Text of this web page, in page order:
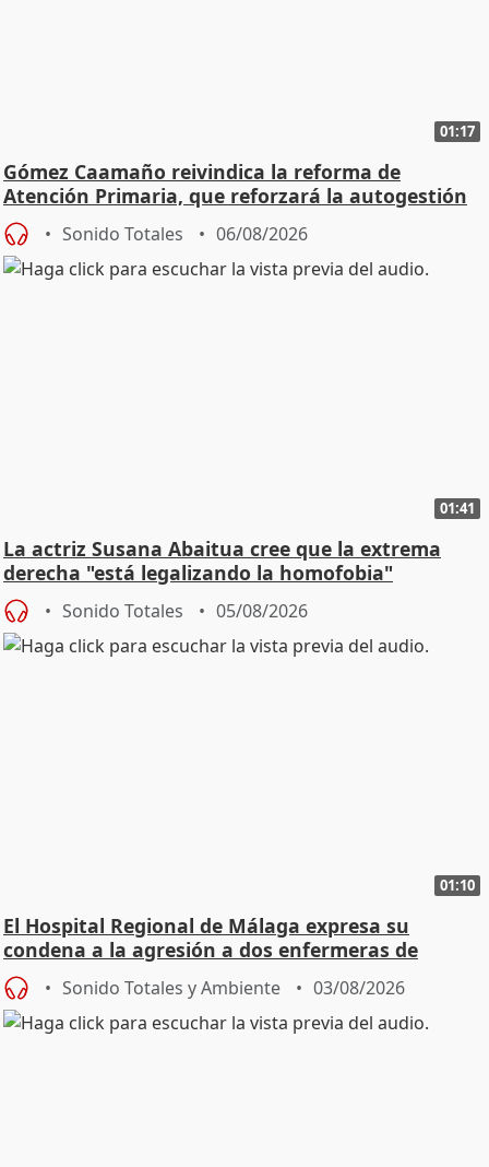
01:17
Gómez Caamaño reivindica la reforma de
Atención Primaria, que reforzará la autogestión
Sonido Totales 06/08/2026
01:41
La actriz Susana Abaitua cree que la extrema
derecha "está legalizando la homofobia"
Sonido Totales 05/08/2026
01:10
El Hospital Regional de Málaga expresa su
condena a la agresión a dos enfermeras de
Urgencias
Sonido Totales y Ambiente 03/08/2026